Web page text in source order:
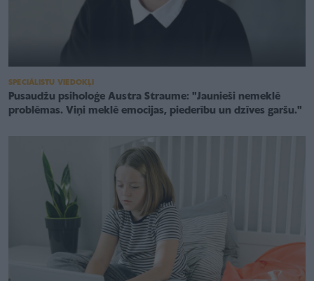
SPECIĀLISTU VIEDOKĻI
Pusaudžu psiholoģe Austra Straume: "Jaunieši nemeklē
problēmas. Viņi meklē emocijas, piederību un dzīves garšu."